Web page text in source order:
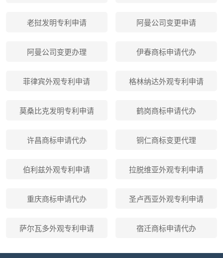
老挝发明专利申请 阿曼公司变更申请
阿曼公司变更办理 伊春商标申请代办
菲律宾外观专利申请 格林纳达外观专利申请
莫桑比克发明专利申请 鹤岗商标申请代办
许昌商标申请代办 铜仁商标变更代理
伯利兹外观专利申请 拉脱维亚外观专利申请
重庆商标申请代办 圣卢西亚外观专利申请
萨尔瓦多外观专利申请 宿迁商标申请代办